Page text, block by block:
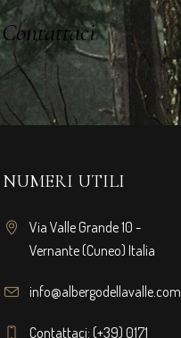
Contattaci
NUMERI UTILI
Via Valle Grande 10 -
Vernante (Cuneo) Italia
info@albergodellavalle.com
Contattaci: (+39) 0171